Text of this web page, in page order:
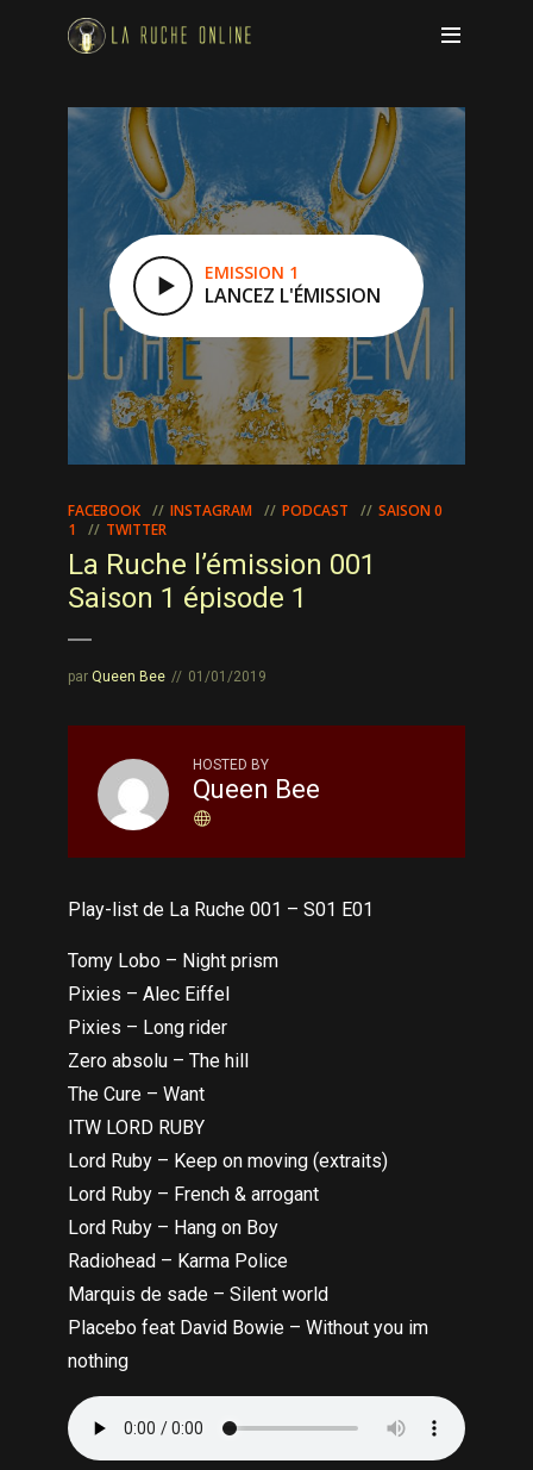
EMISSION 1
LANCEZ L'ÉMISSION
FACEBOOK INSTAGRAM PODCAST
SAISON 0
1
TWITTER
La Ruche l’émission 001
Saison 1 épisode 1
par Queen Bee 01/01/2019
HOSTED BY
Queen Bee
Play-list de La Ruche 001 – S01 E01
Tomy Lobo – Night prism
Pixies – Alec Eiffel
Pixies – Long rider
Zero absolu – The hill
The Cure – Want
ITW LORD RUBY
Lord Ruby – Keep on moving (extraits)
Lord Ruby – French & arrogant
Lord Ruby – Hang on Boy
Radiohead – Karma Police
Marquis de sade – Silent world
Placebo feat David Bowie – Without you im
nothing